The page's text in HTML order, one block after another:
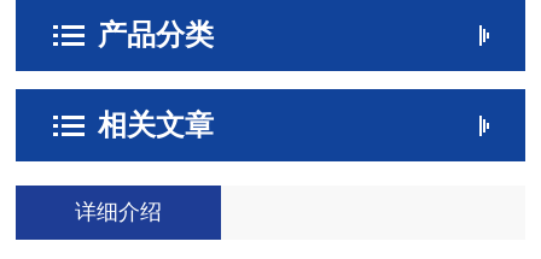
产品分类
相关文章
详细介绍